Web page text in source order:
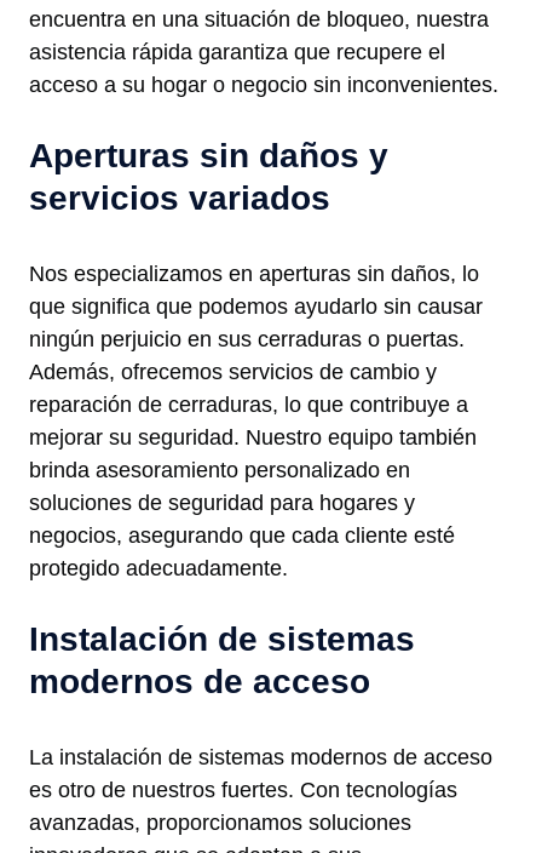
encuentra en una situación de bloqueo, nuestra
asistencia rápida garantiza que recupere el
acceso a su hogar o negocio sin inconvenientes.
Aperturas sin daños y
servicios variados
Nos especializamos en aperturas sin daños, lo
que significa que podemos ayudarlo sin causar
ningún perjuicio en sus cerraduras o puertas.
Además, ofrecemos servicios de cambio y
reparación de cerraduras, lo que contribuye a
mejorar su seguridad. Nuestro equipo también
brinda asesoramiento personalizado en
soluciones de seguridad para hogares y
negocios, asegurando que cada cliente esté
protegido adecuadamente.
Instalación de sistemas
modernos de acceso
La instalación de sistemas modernos de acceso
es otro de nuestros fuertes. Con tecnologías
avanzadas, proporcionamos soluciones